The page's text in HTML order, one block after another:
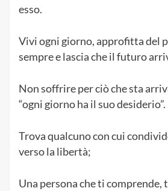
esso.
Vivi ogni giorno, approfitta del
sempre e lascia che il futuro
Non soffrire per ciò che sta
“ogni giorno ha il suo desiderio”.
Trova qualcuno con cui
verso la libertà;
Una persona che ti comprende,